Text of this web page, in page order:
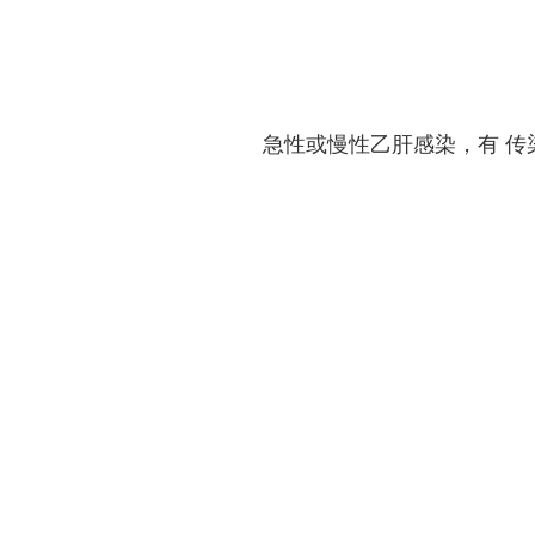
急性或慢性乙肝感染，有 传